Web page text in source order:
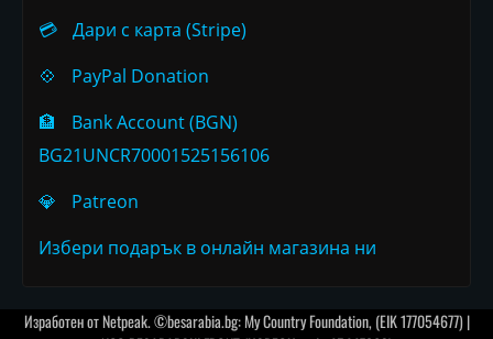
💳
Дари с карта (Stripe)
💠
PayPal Donation
🏦
Bank Account (BGN)
BG21UNCR70001525156106
💎
Patreon
Избери подарък в онлайн магазина ни
Изработен отNetpeak. ©besarabia.bg: My Country Foundation, (EIK 177054677) |